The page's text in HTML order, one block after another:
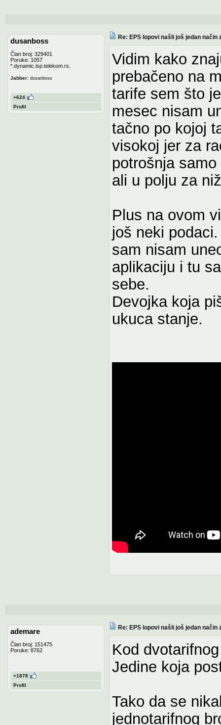
dusanboss
Član broj: 329401
Poruke: 1057
*.dynamic.isp.telekom.rs.
Jabber: dusanboss
+624
Profil
Re: EPS lopovi našli još jedan način
Vidim kako
prebačeno na
tarife sem što
mesec nisam
tačno po kojoj
visokoj jer za
potrošnja
ali u polju za
Plus na ovom
još neki
sam nisam
aplikaciju i tu
sebe.
Devojka koja
ukuca stanje.
ademare
Član broj: 151475
Poruke: 8762
+1878
Profil
Re: EPS lopovi našli još jedan način
Kod
Jedine koja
Tako da se
jednotarifnog